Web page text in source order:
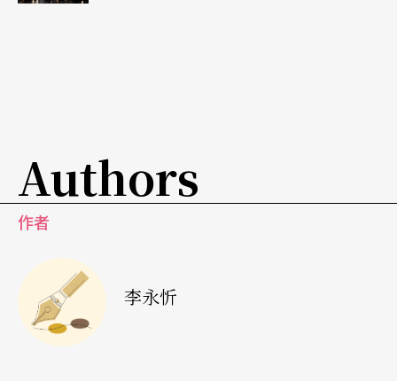
平心而論，廣藝愛樂這樣冒險與觀眾硬碰硬的態度
與勇氣，已是眾多表藝團體中的佼佼者。但這個熱
血青春期的樂團，究竟會成為彼得潘，還是陷入中
要過分陷入「超限戰」的致命吸引力。畢竟下一步
踩得踏不踏實，就正如球季開幕後的第二場比賽，
Authors
作者
李永忻